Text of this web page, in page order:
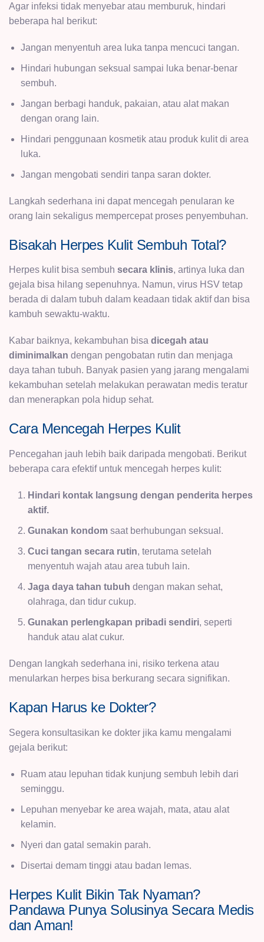
Agar infeksi tidak menyebar atau memburuk, hindari
beberapa hal berikut:
Jangan menyentuh area luka tanpa mencuci tangan.
Hindari hubungan seksual sampai luka benar-benar
sembuh.
Jangan berbagi handuk, pakaian, atau alat makan
dengan orang lain.
Hindari penggunaan kosmetik atau produk kulit di area
luka.
Jangan mengobati sendiri tanpa saran dokter.
Langkah sederhana ini dapat mencegah penularan ke
orang lain sekaligus mempercepat proses penyembuhan.
Bisakah Herpes Kulit Sembuh Total?
Herpes kulit bisa sembuh secara klinis, artinya luka dan
gejala bisa hilang sepenuhnya. Namun, virus HSV tetap
berada di dalam tubuh dalam keadaan tidak aktif dan bisa
kambuh sewaktu-waktu.
Kabar baiknya, kekambuhan bisa dicegah atau
diminimalkan dengan pengobatan rutin dan menjaga
daya tahan tubuh. Banyak pasien yang jarang mengalami
kekambuhan setelah melakukan perawatan medis teratur
dan menerapkan pola hidup sehat.
Cara Mencegah Herpes Kulit
Pencegahan jauh lebih baik daripada mengobati. Berikut
beberapa cara efektif untuk mencegah herpes kulit:
Hindari kontak langsung dengan penderita herpes
aktif.
Gunakan kondom saat berhubungan seksual.
Cuci tangan secara rutin, terutama setelah
menyentuh wajah atau area tubuh lain.
Jaga daya tahan tubuh dengan makan sehat,
olahraga, dan tidur cukup.
Gunakan perlengkapan pribadi sendiri, seperti
handuk atau alat cukur.
Dengan langkah sederhana ini, risiko terkena atau
menularkan herpes bisa berkurang secara signifikan.
Kapan Harus ke Dokter?
Segera konsultasikan ke dokter jika kamu mengalami
gejala berikut:
Ruam atau lepuhan tidak kunjung sembuh lebih dari
seminggu.
Lepuhan menyebar ke area wajah, mata, atau alat
kelamin.
Nyeri dan gatal semakin parah.
Disertai demam tinggi atau badan lemas.
Herpes Kulit Bikin Tak Nyaman?
Pandawa Punya Solusinya Secara Medis
dan Aman!